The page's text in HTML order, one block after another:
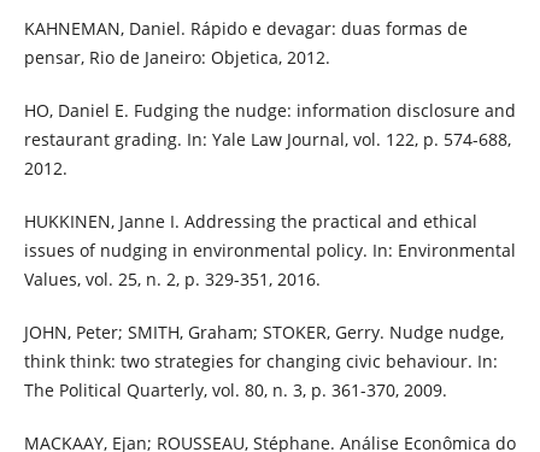
KAHNEMAN, Daniel. Rápido e devagar: duas formas de
pensar, Rio de Janeiro: Objetica, 2012.
HO, Daniel E. Fudging the nudge: information disclosure and
restaurant grading. In: Yale Law Journal, vol. 122, p. 574-688,
2012.
HUKKINEN, Janne I. Addressing the practical and ethical
issues of nudging in environmental policy. In: Environmental
Values, vol. 25, n. 2, p. 329-351, 2016.
JOHN, Peter; SMITH, Graham; STOKER, Gerry. Nudge nudge,
think think: two strategies for changing civic behaviour. In:
The Political Quarterly, vol. 80, n. 3, p. 361-370, 2009.
MACKAAY, Ejan; ROUSSEAU, Stéphane. Análise Econômica do